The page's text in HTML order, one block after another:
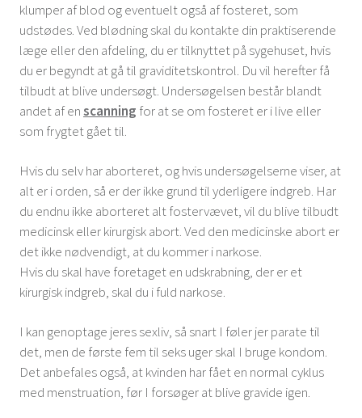
klumper af blod og eventuelt også af fosteret, som
udstødes. Ved blødning skal du kontakte din praktiserende
læge eller den afdeling, du er tilknyttet på sygehuset, hvis
du er begyndt at gå til graviditetskontrol. Du vil herefter få
tilbudt at blive undersøgt. Undersøgelsen består blandt
andet af enscanning for at se om fosteret er i live eller
som frygtet gået til.
Hvis du selv har aborteret, og hvis undersøgelserne viser, at
alt er i orden, så er der ikke grund til yderligere indgreb. Har
du endnu ikke aborteret alt fostervævet, vil du blive tilbudt
medicinsk eller kirurgisk abort. Ved den medicinske abort er
det ikke nødvendigt, at du kommer i narkose.
Hvis du skal have foretaget en udskrabning, der er et
kirurgisk indgreb, skal du i fuld narkose.
I kan genoptage jeres sexliv, så snart I føler jer parate til
det, men de første fem til seks uger skal I bruge kondom.
Det anbefales også, at kvinden har fået en normal cyklus
med menstruation, før I forsøger at blive gravide igen.